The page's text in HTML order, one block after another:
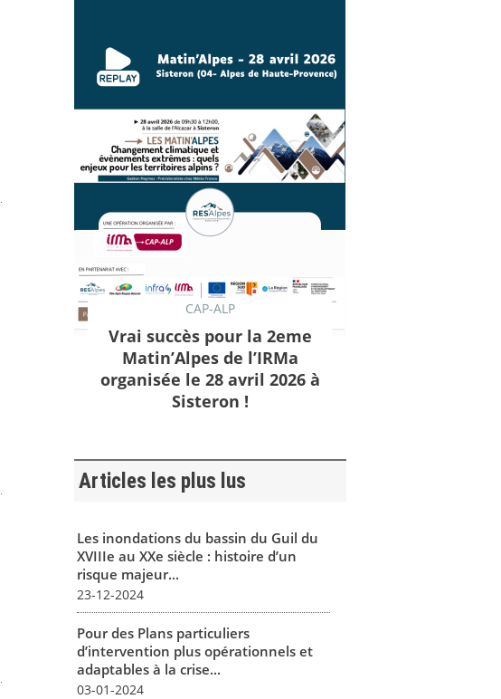
CAP-ALP
Vrai succès pour la 2eme
Matin’Alpes de l’IRMa
organisée le 28 avril 2026 à
Sisteron !
Articles les plus lus
Les inondations du bassin du Guil du
XVIIIe au XXe siècle : histoire d’un
risque majeur...
23-12-2024
Pour des Plans particuliers
d’intervention plus opérationnels et
adaptables à la crise...
03-01-2024